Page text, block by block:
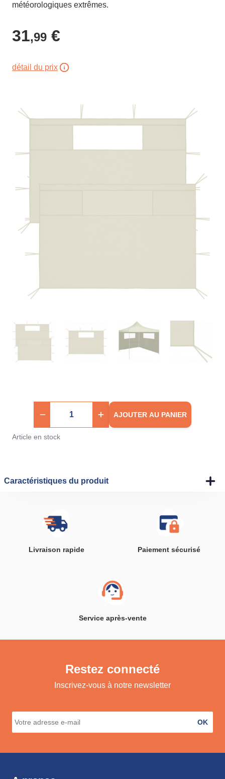
météorologiques extrêmes.
31,99 €
détail du prix
AJOUTER AU PANIER
Article en stock
Caractéristiques du produit
Livraison rapide Paiement sécurisé
Service après-vente
Restez connecté
Inscrivez-vous à notre newsletter
OK